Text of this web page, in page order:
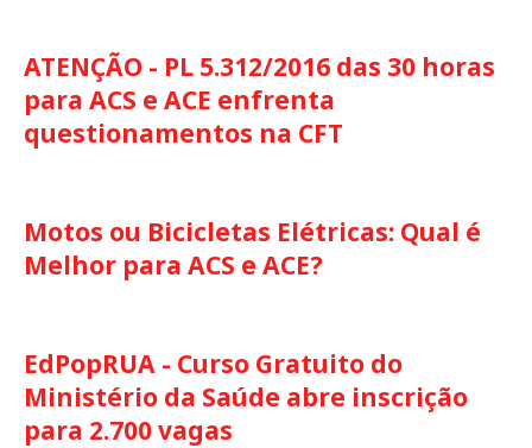
ATENÇÃO - PL 5.312/2016 das 30 horas
para ACS e ACE enfrenta
questionamentos na CFT
Motos ou Bicicletas Elétricas: Qual é
Melhor para ACS e ACE?
EdPopRUA - Curso Gratuito do
Ministério da Saúde abre inscrição
para 2.700 vagas